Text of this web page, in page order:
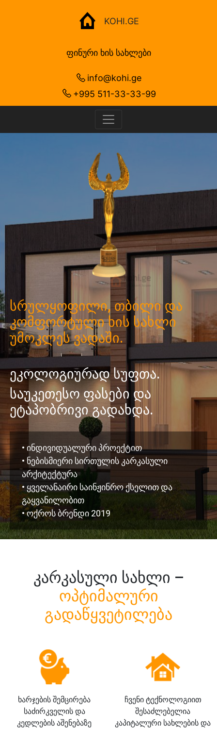
KOHI.GE
ფინური ხის სახლები
info@kohi.ge
+995 511-33-33-99
სრულყოფილი, თბილი და
კომფორტული ხის სახლი
უმოკლეს ვადაში.
ეკოლოგიურად სუფთა.
საუკეთესო ფასები და
ეტაპობრივი გადახდა.
• ინდივიდუალური პროექტით
• ნებისმიერი სირთულის კარკასული
არქიტექტურა
• ყველანაირი საინჟინრო ქსელით და
გაყვანილობით
• ოქროს ბრენდი 2019
კარკასული სახლი –
ოპტიმალური
გადაწყვეტილება
ხარჯების შემცირება
საძირკველის და
კედლების აშენებაზე
ჩვენი ტექნოლოგიით
შესაძლებელია
კაპიტალური სახლების და